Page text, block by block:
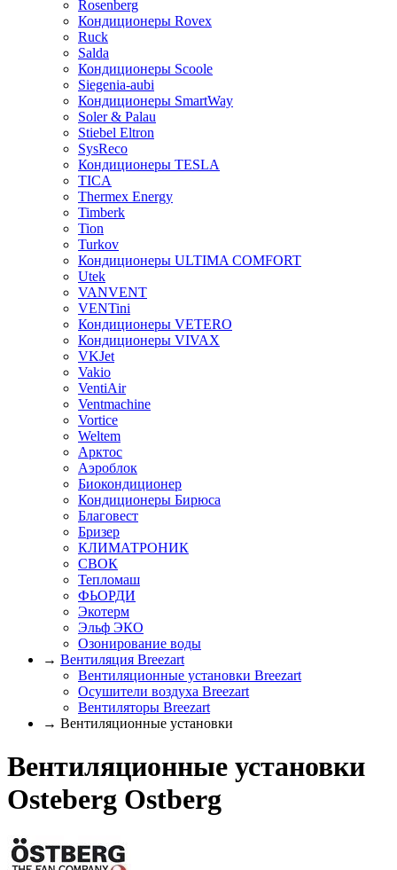
Rosenberg
Кондиционеры Rovex
Ruck
Salda
Кондиционеры Scoole
Siegenia-aubi
Кондиционеры SmartWay
Soler & Palau
Stiebel Eltron
SysReco
Кондиционеры TESLA
TICA
Thermex Energy
Timberk
Tion
Turkov
Кондиционеры ULTIMA COMFORT
Utek
VANVENT
VENTini
Кондиционеры VETERO
Кондиционеры VIVAX
VKJet
Vakio
VentiAir
Ventmachine
Vortice
Weltem
Арктос
Аэроблок
Биокондиционер
Кондиционеры Бирюса
Благовест
Бризер
КЛИМАТРОНИК
СВОК
Тепломаш
ФЬОРДИ
Экотерм
Эльф ЭКО
Озонирование воды
→ Вентиляция Breezart
Вентиляционные установки Breezart
Осушители воздуха Breezart
Вентиляторы Breezart
→ Вентиляционные установки
Вентиляционные установки
Osteberg Ostberg